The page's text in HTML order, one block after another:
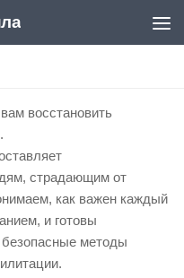
восстановить
страдающим от
как важен каждый
и готовы
методы